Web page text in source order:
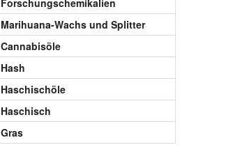
Forschungschemikalien
Marihuana-Wachs und Splitter
Cannabisöle
Hash
Haschischöle
Haschisch
Gras